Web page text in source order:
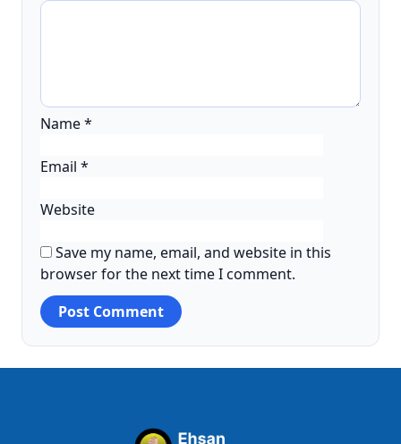
Name*
Email *
Website
Save my name, email, and website in this
browser for the next time I comment.